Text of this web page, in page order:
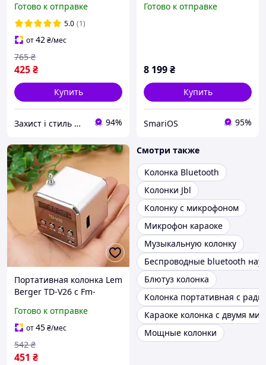
вечеринок 360° стерео
звук для путешествий
Готово к отправке
5.0 (1)
от42₴/мес
425₴
765 ₴
Купить
Захист і стиль — в одному магазині 94%
Микрофоном с
Готово к отправке
8 199₴
Купить
SmariOS 95%
Портативная колонка Lem
Berger TD-V26 c Fm-
разъемами SD/TF/USB,
RGB-
подсветка,серебристая
Готово к отправке
от45₴/мес
451 ₴
542 ₴
Смотри также
Колонка Bluetooth
Колонки Jbl
Колонку с микрофоном
Микрофон караоке
Музыкальную колонку
Беспроводные bluetooth
Блютуз колонка
Колонка портативная с
Караоке колонка с двумя
Мощные колонки